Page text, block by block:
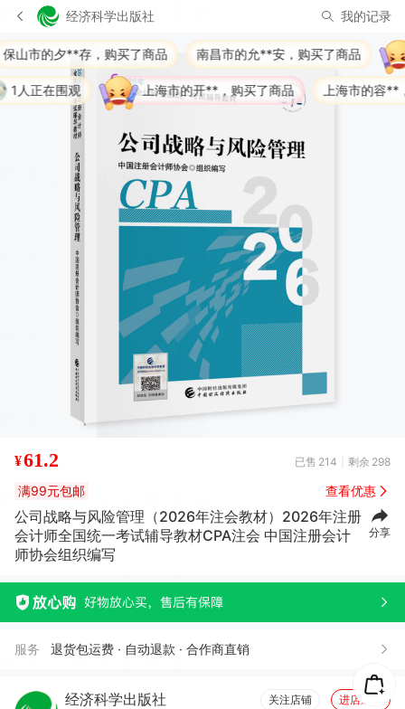
经济科学出版社 我的记录
在围观
的夕**存，购买了商品
上海市的开**，购买了商品
南昌市的允**安，购买了商品
上海市的容**，购
¥61.2 已售 214 剩余 298
满99元包邮 查看优惠
公司战略与风险管理（2026年注会教材）2026年注册
会计师全国统一考试辅导教材CPA注会 中国注册会计
师协会组织编写
分享
服务 退货包运费 · 自动退款 · 合作商直销
经济科学出版社 关注店铺 进店逛逛